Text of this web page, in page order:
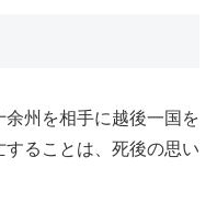
州を相手に越後一国を
ることは、死後の思い